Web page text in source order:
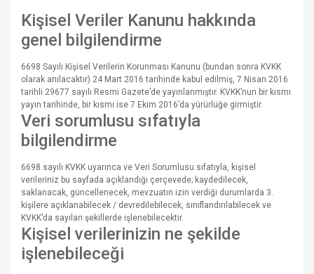
Kişisel Veriler Kanunu hakkında
genel bilgilendirme
6698 Sayılı Kişisel Verilerin Korunması Kanunu (bundan sonra KVKK
olarak anılacaktır) 24 Mart 2016 tarihinde kabul edilmiş, 7 Nisan 2016
tarihli 29677 sayılı Resmi Gazete’de yayınlanmıştır. KVKK’nun bir kısmı
yayın tarihinde, bir kısmı ise 7 Ekim 2016’da yürürlüğe girmiştir.
Veri sorumlusu sıfatıyla
bilgilendirme
6698 sayılı KVKK uyarınca ve Veri Sorumlusu sıfatıyla, kişisel
verileriniz bu sayfada açıklandığı çerçevede; kaydedilecek,
saklanacak, güncellenecek, mevzuatın izin verdiği durumlarda 3.
kişilere açıklanabilecek / devredilebilecek, sınıflandırılabilecek ve
KVKK’da sayılan şekillerde işlenebilecektir.
Kişisel verilerinizin ne şekilde
işlenebileceği